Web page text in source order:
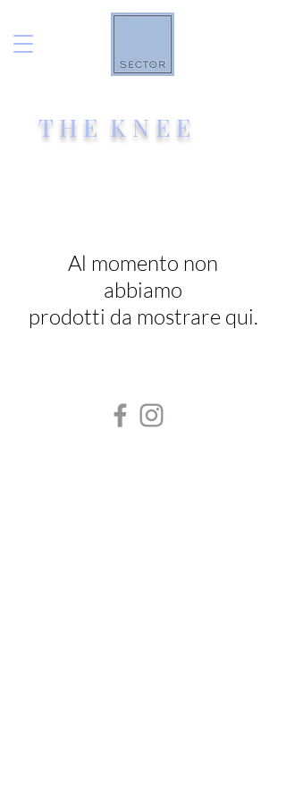
T H E K N E E
Al momento non
abbiamo
prodotti da mostrare qui.